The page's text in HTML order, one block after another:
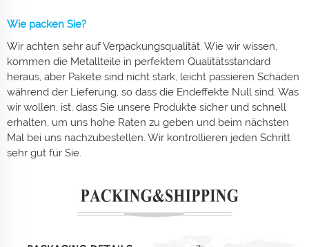
Wie packen Sie?
Wir achten sehr auf Verpackungsqualität. Wie wir wissen,
kommen die Metallteile in perfektem Qualitätsstandard
heraus, aber Pakete sind nicht stark, leicht passieren Schäden
während der Lieferung, so dass die Endeffekte Null sind. Was
wir wollen, ist, dass Sie unsere Produkte sicher und schnell
erhalten, um uns hohe Raten zu geben und beim nächsten
Mal bei uns nachzubestellen. Wir kontrollieren jeden Schritt
sehr gut für Sie.